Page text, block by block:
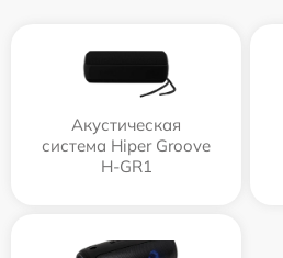
Акустическая
система Hiper Groove
H-GR1